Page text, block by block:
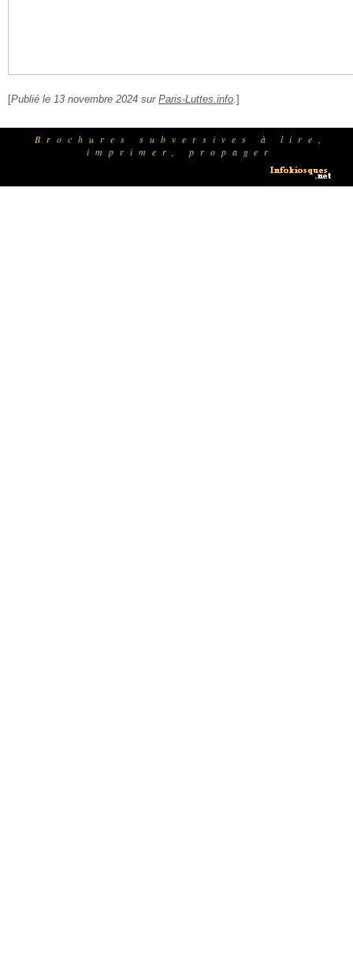
[Publié le 13 novembre 2024 sur Paris-Luttes.info.]
Brochures subversives à lire,
imprimer, propager